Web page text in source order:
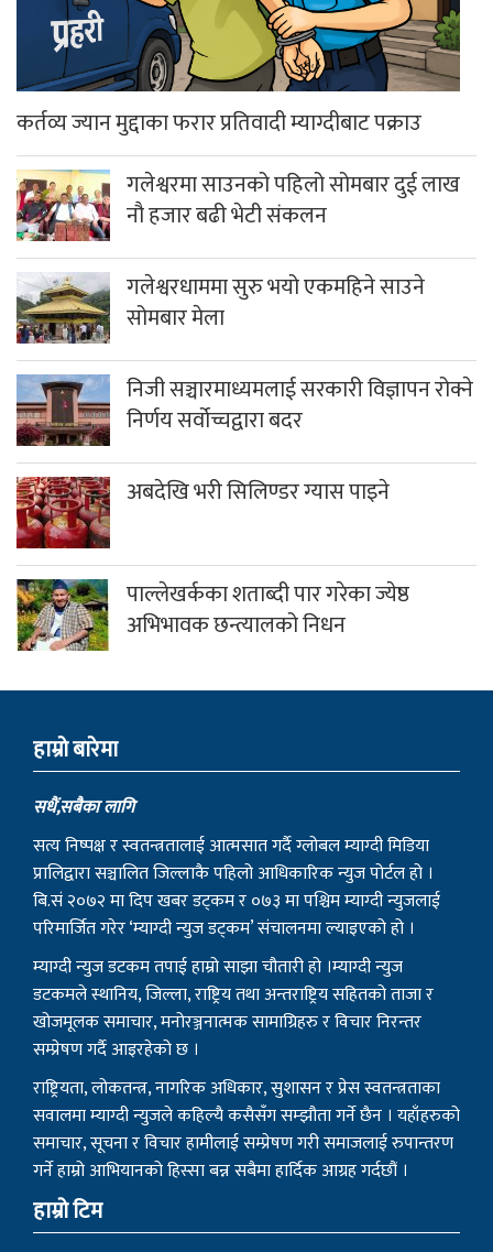
कर्तव्य ज्यान मुद्दाका फरार प्रतिवादी म्याग्दीबाट पक्राउ
गलेश्वरमा साउनको पहिलो सोमबार दुई लाख
नौ हजार बढी भेटी संकलन
गलेश्वरधाममा सुरु भयो एकमहिने साउने
सोमबार मेला
निजी सञ्चारमाध्यमलाई सरकारी विज्ञापन रोक्ने
निर्णय सर्वोच्चद्वारा बदर
अबदेखि भरी सिलिण्डर ग्यास पाइने
पाल्लेखर्कका शताब्दी पार गरेका ज्येष्ठ
अभिभावक छन्त्यालको निधन
हाम्राे बारेमा
सधैं,सबैका लागि
सत्य निष्पक्ष र स्वतन्त्रतालाई आत्मसात गर्दै ग्लोबल म्याग्दी मिडिया
प्रालिद्वारा सञ्चालित जिल्लाकै पहिलो आधिकारिक न्युज पोर्टल हो ।
बि.सं २०७२ मा दिप खबर डट्कम र ०७३ मा पश्चिम म्याग्दी न्युजलाई
परिमार्जित गरेर ‘म्याग्दी न्युज डट्कम’ संचालनमा ल्याइएको हो ।
म्याग्दी न्युज डटकम तपाई हाम्रो साझा चौतारी हो ।म्याग्दी न्युज
डटकमले स्थानिय, जिल्ला, राष्ट्रिय तथा अन्तराष्ट्रिय सहितको ताजा र
खोजमूलक समाचार, मनोरञ्जनात्मक सामाग्रिहरु र विचार निरन्तर
सम्प्रेषण गर्दै आइरहेको छ ।
राष्ट्रियता, लोकतन्त्र, नागरिक अधिकार, सुशासन र प्रेस स्वतन्त्रताका
सवालमा म्याग्दी न्युजले कहिल्यै कसैसँग सम्झौता गर्ने छैन । यहाँहरुको
समाचार, सूचना र विचार हामीलाई सम्प्रेषण गरी समाजलाई रुपान्तरण
गर्ने हाम्रो आभियानको हिस्सा बन्न सबैमा हार्दिक आग्रह गर्दछौं ।
हाम्रो टिम